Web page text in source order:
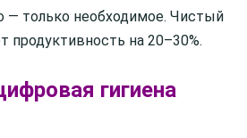
— только необходимое. Чистый
продуктивность на 20–30%.
гигиена